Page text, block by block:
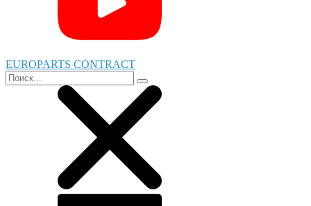
EUROPARTS CONTRACT